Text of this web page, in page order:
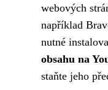
webových
například
nutné
obsahu na
staňte jeho